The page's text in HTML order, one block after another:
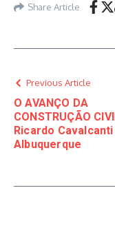
Share Article
Previous Article
O AVANÇO DA
CONSTRUÇÃO
Ricardo Cavalcanti
Albuquerque